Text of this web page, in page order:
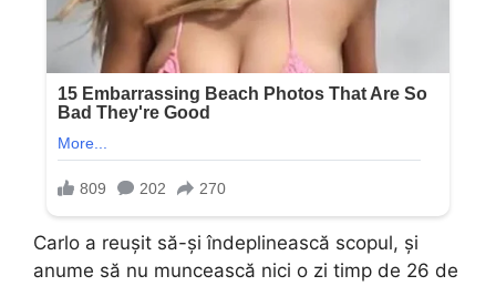
Carlo a reușit să-și îndeplinească scopul, și
anume să nu muncească nici o zi timp de 26 de